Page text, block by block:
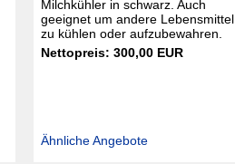
Milchkühler in schwarz. Auch
geeignet um andere Lebensmittel
zu kühlen oder aufzubewahren.
Nettopreis: 300,00 EUR
Ähnliche Angebote